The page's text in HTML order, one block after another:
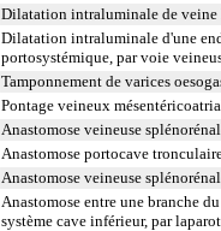
Dilatation intraluminale de veine
Dilatation intraluminale d'une
portosystémique, par voie
Tamponnement de varices
Pontage veineux
Anastomose veineuse
Anastomose portocave
Anastomose veineuse
Anastomose entre une branche
système cave inférieur, par